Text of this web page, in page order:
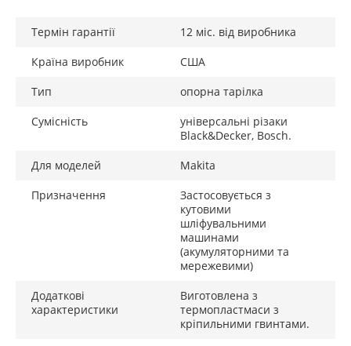
Термін гарантії
12 міс. від виробника
Країна виробник
США
Тип
опорна тарілка
Сумісність
універсальні різаки
Black&Decker, Bosch.
Для моделей
Makita
Призначення
Застосовується з
кутовими
шліфувальними
машинами
(акумуляторними та
мережевими)
Додаткові
характеристики
Виготовлена ​​з
термопластмаси з
кріпильними гвинтами.